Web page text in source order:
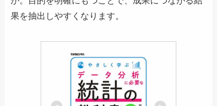
果を抽出しやすくなります。